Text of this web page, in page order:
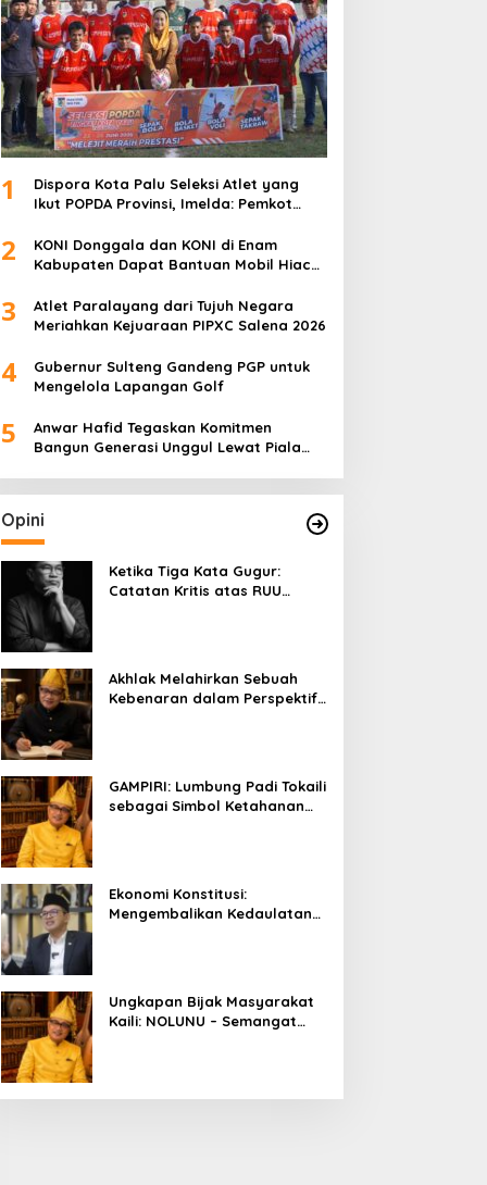
1
Dispora Kota Palu Seleksi Atlet yang
Ikut POPDA Provinsi, Imelda: Pemkot
Olahraga Pelajar
2
KONI Donggala dan KONI di Enam
Kabupaten Dapat Bantuan Mobil Hiace
3
Atlet Paralayang dari Tujuh Negara
Meriahkan Kejuaraan PIPXC Salena 2026
4
Gubernur Sulteng Gandeng PGP untuk
Mengelola Lapangan Golf
5
Anwar Hafid Tegaskan Komitmen
Bangun Generasi Unggul Lewat Piala
Opini
Ketika Tiga Kata Gugur:
Catatan Kritis atas RUU
Akhlak Melahirkan Sebuah
Kebenaran dalam Perspektif
GAMPIRI: Lumbung Padi Tokaili
sebagai Simbol Ketahanan
Ekonomi Konstitusi:
Mengembalikan Kedaulatan
Ungkapan Bijak Masyarakat
Kaili: NOLUNU – Semangat